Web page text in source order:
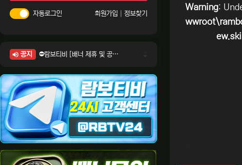
Warning:
자동로그인 회원가입 정보찾기
공지
⛔람보티비 [배너 제휴 및 공식 입점 문의 안내]
⛔람보티비 [정회원 등급UP! 안내사항]
⛔람보티비 [채팅방 이용시 주의사항]
⛔람보티비 [공식보증업체 안내]